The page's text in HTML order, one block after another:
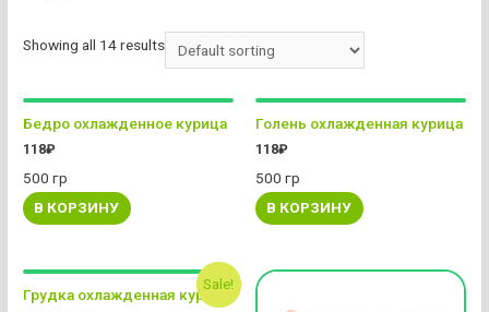
Showing all 14 results
Бедро охлажденное курица
118₽
500 гр
В КОРЗИНУ
Голень охлажденная курица
118₽
500 гр
В КОРЗИНУ
Sale!
Грудка охлажденная курица